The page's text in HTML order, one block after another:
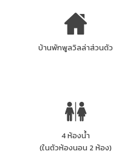
บ้านพักพูลวิลล่าส่วนตัว
4 ห้องน้ำ
(ในตัวห้องนอน 2 ห้อง)